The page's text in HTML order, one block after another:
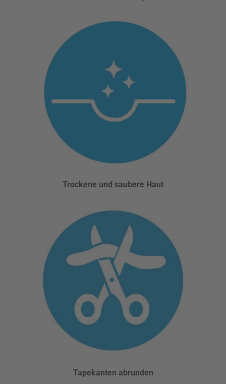
Trockene und saubere Haut
Tapekanten abrunden